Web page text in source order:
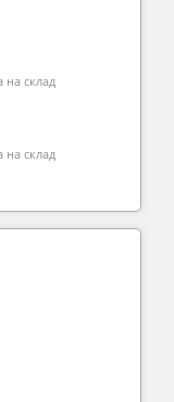
на склад
на склад